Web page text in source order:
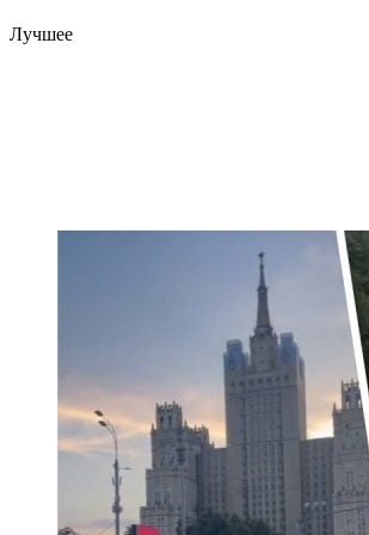
Лучшее